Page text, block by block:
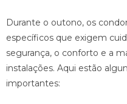
Durante o outono, os
específicos que exigem
segurança, o conforto e a
instalações. Aqui estão
importantes: